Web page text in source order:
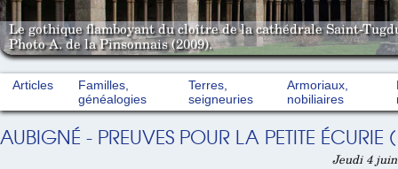
Le gothique flamboyant du cloître de la cathédrale Saint-
Photo A. de la Pinsonnais (2009).
Articles
Familles,
généalogies
Terres,
seigneuries
Armoriaux,
nobiliaires
AUBIGNÉ - PREUVES POUR LA PETITE ÉCURIE
Jeudi 4